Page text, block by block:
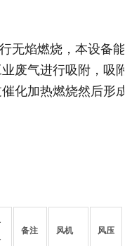
无焰燃烧，本设备
废气进行吸附，吸
化加热燃烧然后形
备注 风机 风压